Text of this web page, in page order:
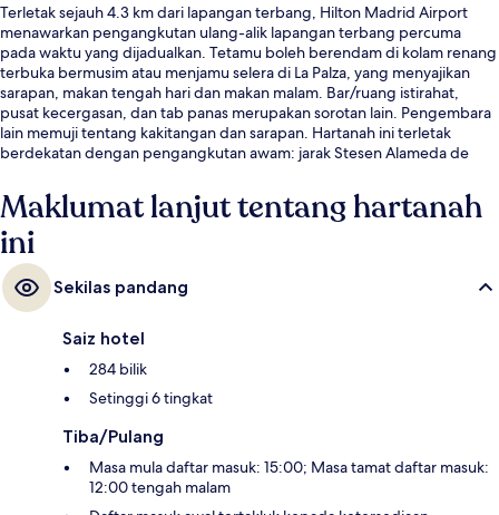
Terletak sejauh 4.3 km dari lapangan terbang, Hilton Madrid Airport
menawarkan pengangkutan ulang-alik lapangan terbang percuma
pada waktu yang dijadualkan. Tetamu boleh berendam di kolam renang
terbuka bermusim atau menjamu selera di La Palza, yang menyajikan
sarapan, makan tengah hari dan makan malam. Bar/ruang istirahat,
pusat kecergasan, dan tab panas merupakan sorotan lain. Pengembara
lain memuji tentang kakitangan dan sarapan. Hartanah ini terletak
berdekatan dengan pengangkutan awam: jarak Stesen Alameda de
Maklumat lanjut tentang hartanah
ini
Sekilas pandang
Saiz hotel
284 bilik
Setinggi 6 tingkat
Tiba/Pulang
Masa mula daftar masuk: 15:00; Masa tamat daftar masuk:
12:00 tengah malam